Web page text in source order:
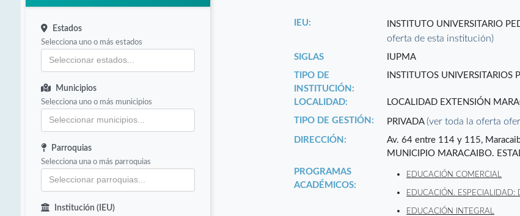
Estados
Selecciona uno o más estados
Municipios
Selecciona uno o más municipios
Parroquias
Selecciona una o más parroquias
Institución (IEU)
IEU: INSTITUTO UNIVERSITARIO
oferta de esta institución)
SIGLAS
IUPMA
TIPO DE
INSTITUCIÓN:
INSTITUTOS UNIVERSITARIOS
LOCALIDAD:
LOCALIDAD EXTENSIÓN
TIPO DE GESTIÓN:
PRIVADA(ver toda la oferta
DIRECCIÓN:
Av. 64 entre 114 y 115,
MUNICIPIO MARACAIBO.
PROGRAMAS
ACADÉMICOS:
EDUCACIÓN COMERCIAL
EDUCACIÓN. ESPECIALIDAD:
EDUCACIÓN INTEGRAL